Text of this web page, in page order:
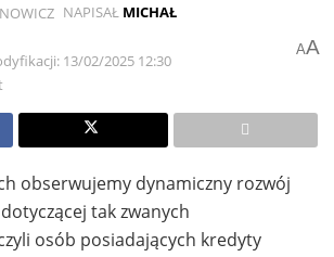
NAPISAŁ MICHAŁ
13/02/2025 12:30
AA
obserwujemy dynamiczny rozwój
tak zwanych
osób posiadających kredyty